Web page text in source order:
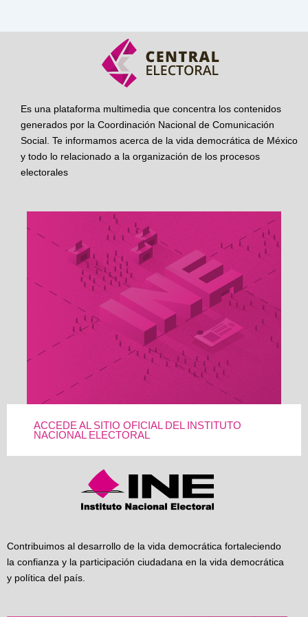
Es una plataforma multimedia que concentra los contenidos
generados por la Coordinación Nacional de Comunicación
Social. Te informamos acerca de la vida democrática de México
y todo lo relacionado a la organización de los procesos
electorales
ACCEDE AL SITIO OFICIAL DEL INSTITUTO
NACIONAL ELECTORAL
Contribuimos al desarrollo de la vida democrática fortaleciendo
la confianza y la participación ciudadana en la vida democrática
y política del país.